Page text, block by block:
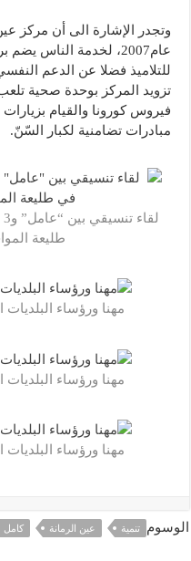
وتجدر الإشارة الى أن مركز
عام2007، لخدمة الناس
تزويد المركز بوحدة صحية
فيروس كورونا والقيام
مبادرات تضامنية لكبار السّنّ.
طليعة
مهنا ورؤساء البلديات
مهنا ورؤساء البلديات
مهنا ورؤساء البلديات
الوسوم تنمية عين الرمانة كامل